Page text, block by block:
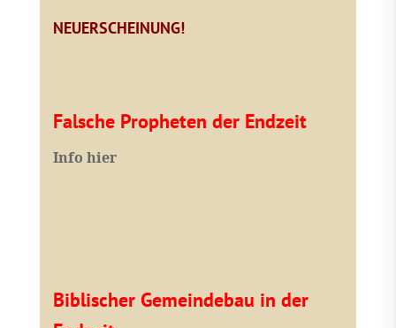
NEUERSCHEINUNG!
Falsche Propheten der Endzeit
Info hier
Biblischer Gemeindebau in der